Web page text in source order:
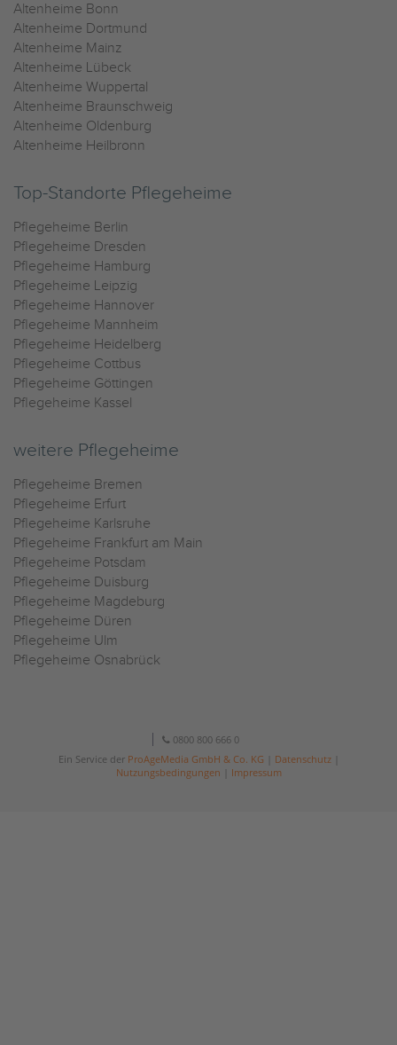
Altenheime Bonn
Altenheime Dortmund
Altenheime Mainz
Altenheime Lübeck
Altenheime Wuppertal
Altenheime Braunschweig
Altenheime Oldenburg
Altenheime Heilbronn
Top-Standorte Pflegeheime
Pflegeheime Berlin
Pflegeheime Dresden
Pflegeheime Hamburg
Pflegeheime Leipzig
Pflegeheime Hannover
Pflegeheime Mannheim
Pflegeheime Heidelberg
Pflegeheime Cottbus
Pflegeheime Göttingen
Pflegeheime Kassel
weitere Pflegeheime
Pflegeheime Bremen
Pflegeheime Erfurt
Pflegeheime Karlsruhe
Pflegeheime Frankfurt am Main
Pflegeheime Potsdam
Pflegeheime Duisburg
Pflegeheime Magdeburg
Pflegeheime Düren
Pflegeheime Ulm
Pflegeheime Osnabrück
0800 800 666 0
Ein Service der ProAgeMedia GmbH & Co. KG Datenschutz|
Nutzungsbedingungen
Impressum